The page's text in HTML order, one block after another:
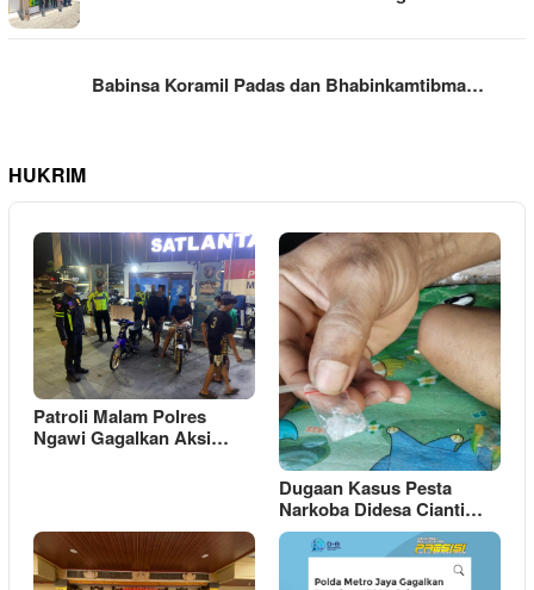
Babinsa Koramil Padas dan Bhabinkamtibma…
HUKRIM
Patroli Malam Polres
Ngawi Gagalkan Aksi…
Dugaan Kasus Pesta
Narkoba Didesa Cianti…